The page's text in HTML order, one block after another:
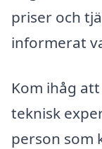
priser och
informerat
Kom ihåg
teknisk
person som